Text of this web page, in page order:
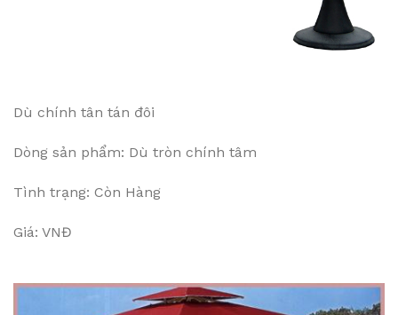
Dù chính tân tán đôi
Dòng sản phẩm: Dù tròn chính tâm
Tình trạng: Còn Hàng
Giá: VNĐ